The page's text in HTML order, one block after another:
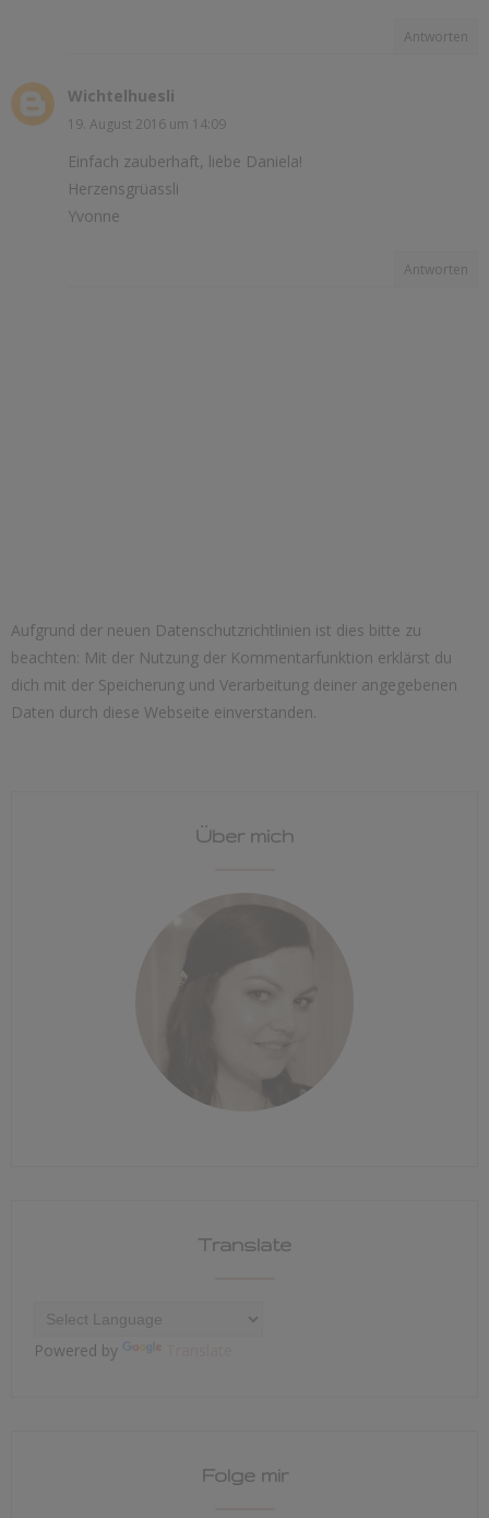
Antworten
Wichtelhuesli
19. August 2016 um 14:09
Einfach zauberhaft, liebe Daniela!
Herzensgrüassli
Yvonne
Antworten
Aufgrund der neuen Datenschutzrichtlinien ist dies bitte zu
beachten: Mit der Nutzung der Kommentarfunktion erklärst du
dich mit der Speicherung und Verarbeitung deiner angegebenen
Daten durch diese Webseite einverstanden.
Über mich
Translate
Powered by
Folge mir